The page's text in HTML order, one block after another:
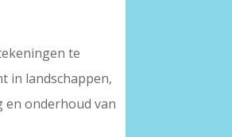
te
in landschappen,
en onderhoud van